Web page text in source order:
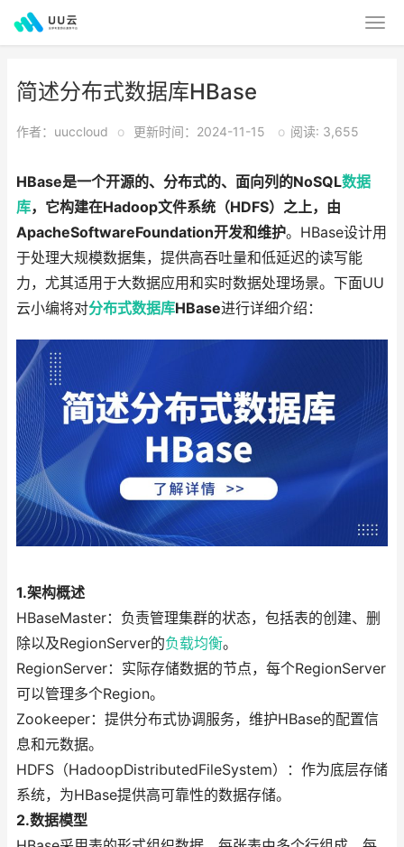
简述分布式数据库HBase
作者：uuccloud o 更新时间：2024-11-15 o 阅读: 3,655
HBase是一个开源的、分布式的、面向列的NoSQL数据
库，它构建在Hadoop文件系统（HDFS）之上，由
ApacheSoftwareFoundation开发和维护。HBase设计用
于处理大规模数据集，提供高吞吐量和低延迟的读写能
力，尤其适用于大数据应用和实时数据处理场景。下面UU
云小编将对分布式数据库HBase进行详细介绍：
1.架构概述
HBaseMaster：负责管理集群的状态，包括表的创建、删
除以及RegionServer的负载均衡。
RegionServer：实际存储数据的节点，每个RegionServer
可以管理多个Region。
Zookeeper：提供分布式协调服务，维护HBase的配置信
息和元数据。
HDFS（HadoopDistributedFileSystem）：作为底层存储
系统，为HBase提供高可靠性的数据存储。
2.数据模型